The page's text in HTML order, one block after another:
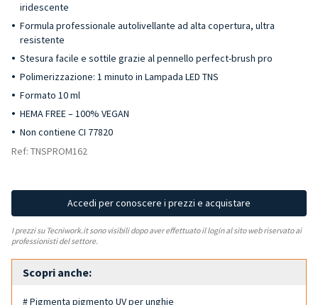
iridescente
Formula professionale autolivellante ad alta copertura, ultra
resistente
Stesura facile e sottile grazie al pennello perfect-brush pro
Polimerizzazione: 1 minuto in Lampada LED TNS
Formato 10 ml
HEMA FREE – 100% VEGAN
Non contiene CI 77820
Ref: TNSPROM162
Accedi per conoscere i prezzi e acquistare
I prezzi su Tecniwork.it sono visibili dopo aver effettuato il login al sito web riservato ai
professionisti del settore.
Scopri anche:
# Pigmenta pigmento UV per unghie